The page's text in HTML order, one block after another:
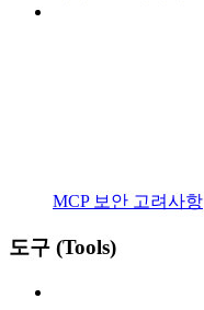
MCP 보안 고려사항
도구 (Tools)